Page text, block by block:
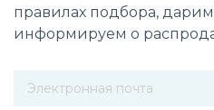
правилах подбора,
информируем о